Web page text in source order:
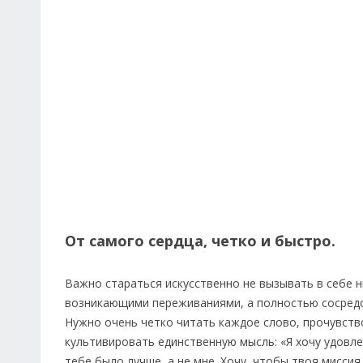
От самого сердца, четко и быстро.
Важно стараться искусственно не вызывать в себе
возникающими переживаниями, а полностью
Нужно очень четко читать каждое слово,
культивировать единственную мысль: «Я хочу